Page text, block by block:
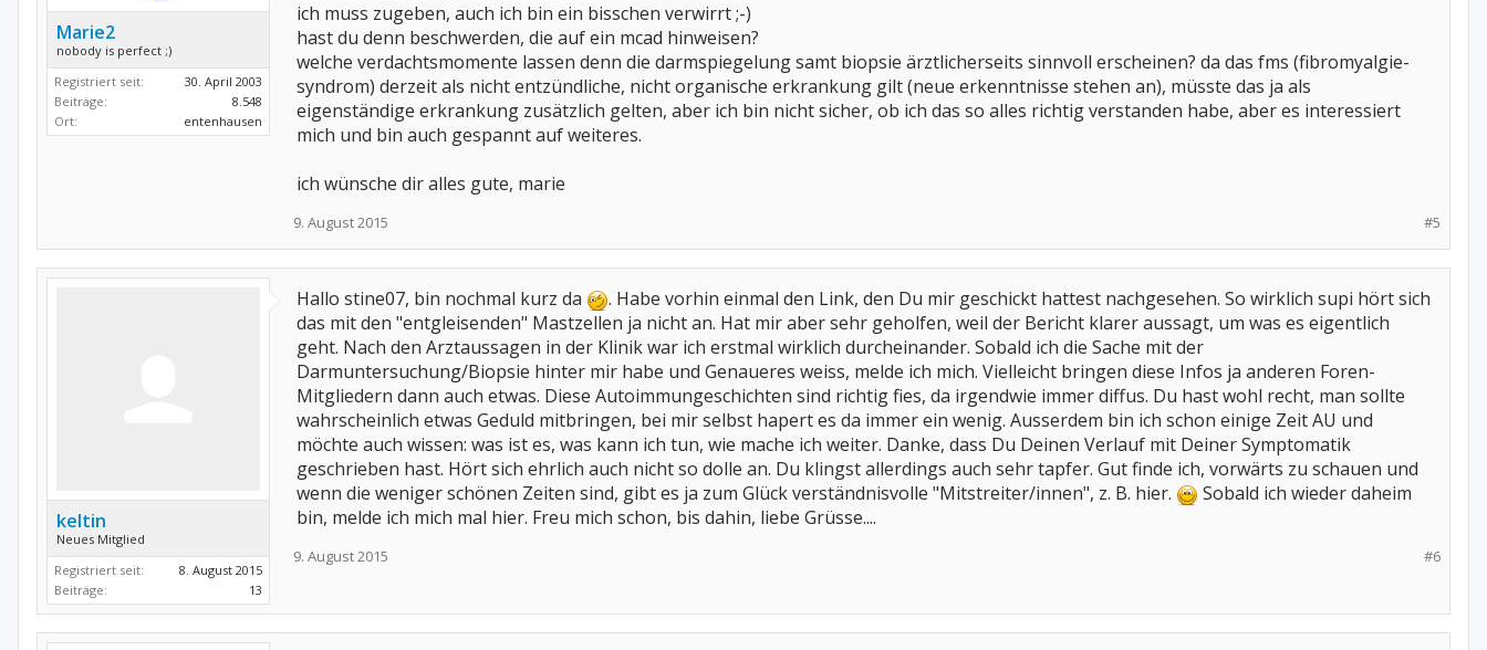
Marie2
nobody is perfect ;)
Registriert seit:
30. April 2003
Beiträge:
8.548
Ort:
entenhausen
ich muss zugeben, auch ich bin ein bisschen verwirrt ;-)
hast du denn beschwerden, die auf ein mcad hinweisen?
welche verdachtsmomente lassen denn die darmspiegelung samt biopsie ärztlicherseits sinnvoll erscheinen? da das fms (fibromyalgie-
syndrom) derzeit als nicht entzündliche, nicht organische erkrankung gilt (neue erkenntnisse stehen an), müsste das ja als
eigenständige erkrankung zusätzlich gelten, aber ich bin nicht sicher, ob ich das so alles richtig verstanden habe, aber es interessiert
mich und bin auch gespannt auf weiteres.
ich wünsche dir alles gute, marie
#5
9. August 2015
keltin
Neues Mitglied
Registriert seit:
8. August 2015
Beiträge:
13
Hallo stine07, bin nochmal kurz da
. Habe vorhin einmal den Link, den Du mir geschickt hattest nachgesehen. So wirklich supi hört sich
das mit den "entgleisenden" Mastzellen ja nicht an. Hat mir aber sehr geholfen, weil der Bericht klarer aussagt, um was es eigentlich
geht. Nach den Arztaussagen in der Klinik war ich erstmal wirklich durcheinander. Sobald ich die Sache mit der
Darmuntersuchung/Biopsie hinter mir habe und Genaueres weiss, melde ich mich. Vielleicht bringen diese Infos ja anderen Foren-
Mitgliedern dann auch etwas. Diese Autoimmungeschichten sind richtig fies, da irgendwie immer diffus. Du hast wohl recht, man sollte
wahrscheinlich etwas Geduld mitbringen, bei mir selbst hapert es da immer ein wenig. Ausserdem bin ich schon einige Zeit AU und
möchte auch wissen: was ist es, was kann ich tun, wie mache ich weiter. Danke, dass Du Deinen Verlauf mit Deiner Symptomatik
geschrieben hast. Hört sich ehrlich auch nicht so dolle an. Du klingst allerdings auch sehr tapfer. Gut finde ich, vorwärts zu schauen und
wenn die weniger schönen Zeiten sind, gibt es ja zum Glück verständnisvolle "Mitstreiter/innen", z. B. hier.
Sobald ich wieder daheim
bin, melde ich mich mal hier. Freu mich schon, bis dahin, liebe Grüsse....
#6
9. August 2015